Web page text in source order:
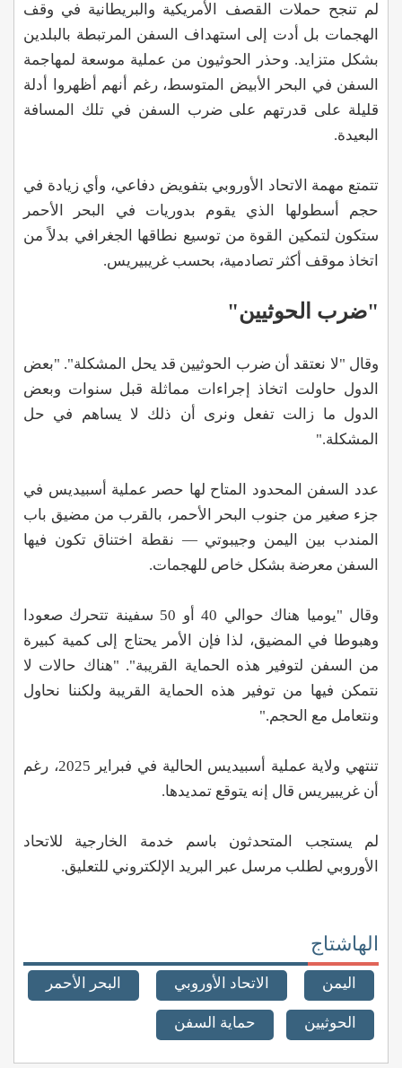
لم تنجح حملات القصف الأمريكية والبريطانية في وقف
الهجمات بل أدت إلى استهداف السفن المرتبطة بالبلدين
بشكل متزايد. وحذر الحوثيون من عملية موسعة لمهاجمة
السفن في البحر الأبيض المتوسط، رغم أنهم أظهروا أدلة
قليلة على قدرتهم على ضرب السفن في تلك المسافة
البعيدة.
تتمتع مهمة الاتحاد الأوروبي بتفويض دفاعي، وأي زيادة في
حجم أسطولها الذي يقوم بدوريات في البحر الأحمر
ستكون لتمكين القوة من توسيع نطاقها الجغرافي بدلاً من
اتخاذ موقف أكثر تصادمية، بحسب غريبيريس.
"ضرب الحوثيين"
وقال "لا نعتقد أن ضرب الحوثيين قد يحل المشكلة". "بعض
الدول حاولت اتخاذ إجراءات مماثلة قبل سنوات وبعض
الدول ما زالت تفعل ونرى أن ذلك لا يساهم في حل
المشكلة."
عدد السفن المحدود المتاح لها حصر عملية أسبيديس في
جزء صغير من جنوب البحر الأحمر، بالقرب من مضيق باب
المندب بين اليمن وجيبوتي — نقطة اختناق تكون فيها
السفن معرضة بشكل خاص للهجمات.
وقال "يوميا هناك حوالي 40 أو 50 سفينة تتحرك صعودا
وهبوطا في المضيق، لذا فإن الأمر يحتاج إلى كمية كبيرة
من السفن لتوفير هذه الحماية القريبة". "هناك حالات لا
نتمكن فيها من توفير هذه الحماية القريبة ولكننا نحاول
ونتعامل مع الحجم."
تنتهي ولاية عملية أسبيديس الحالية في فبراير 2025، رغم
أن غريبيريس قال إنه يتوقع تمديدها.
لم يستجب المتحدثون باسم خدمة الخارجية للاتحاد
الأوروبي لطلب مرسل عبر البريد الإلكتروني للتعليق.
الهاشتاج
اليمن الاتحاد الأوروبي البحر الأحمر
الحوثيين حماية السفن